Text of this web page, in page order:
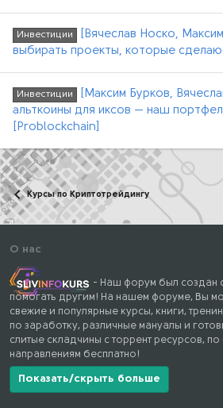
Инвестиции
[Вячеслав Носко,
выбирать проекты, которые
Инвестиции
[Максим Бурков,
альткоины для иксов — наш
[Problockchain]
Курсы по Криптотрейдингу
О нас
- Наш форум был создан
помогать другим! На нашем форуме, Вы
свежие и популярные курсы, книги,
по заработку, различные мануалы и
слитые складчины с торрент ресурсов,
направлениям бесплатно!
Показать/скрыть больше